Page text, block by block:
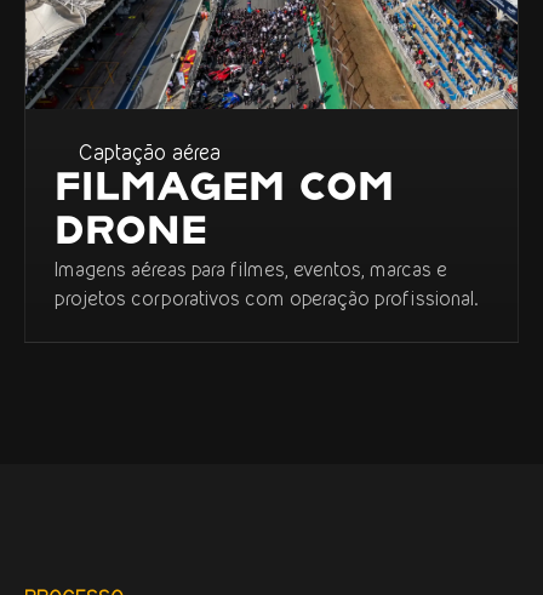
Captação aérea
FILMAGEM COM
DRONE
Imagens aéreas para filmes, eventos, marcas e
projetos corporativos com operação profissional.